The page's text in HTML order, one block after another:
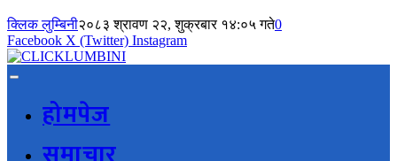
क्लिक लुम्बिनी२०८३ श्रावण २२, शुक्रबार १४:०५ गते0
Facebook X (Twitter) Instagram
होमपेज